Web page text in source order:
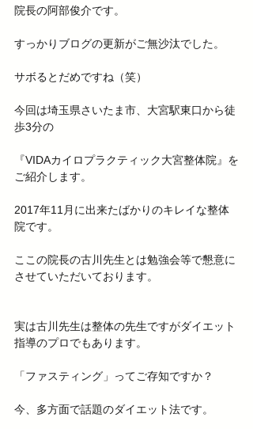
院長の阿部俊介です。
すっかりブログの更新がご無沙汰でした。
サボるとだめですね（笑）
今回は埼玉県さいたま市、大宮駅東口から徒
歩3分の
『VIDAカイロプラクティック大宮整体院』を
ご紹介します。
2017年11月に出来たばかりのキレイな整体
院です。
ここの院長の古川先生とは勉強会等で懇意に
させていただいております。
実は古川先生は整体の先生ですがダイエット
指導のプロでもあります。
「ファスティング」ってご存知ですか？
今、多方面で話題のダイエット法です。